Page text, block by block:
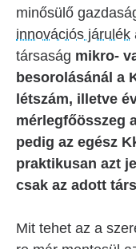
minősülő
innovációs járulék
társaság mikro-
besorolásánál a
létszám, illetve
mérlegfőösszeg
pedig az egész
praktikusan azt
csak az adott
Mit tehet az a